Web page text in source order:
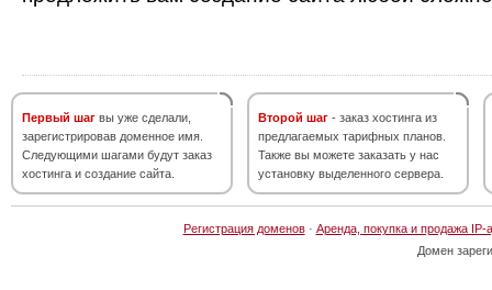
Первый шаг вы уже сделали,
зарегистрировав доменное имя.
Следующими шагами будут заказ
хостинга и создание сайта.
Второй шаг - заказ хостинга из
предлагаемых тарифных планов.
Также вы можете заказать у нас
установку выделенного сервера.
Регистрация доменов· Аренда, покупка и продажа IP-
Домен